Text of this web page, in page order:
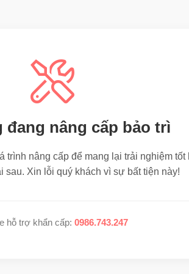
đang nâng cấp bảo trì
trình nâng cấp để mang lại trải nghiệm tốt
sau. Xin lỗi quý khách vì sự bất tiện này!
hỗ trợ khẩn cấp: 0986.743.247